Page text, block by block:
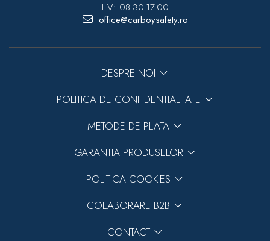
L-V: 08.30-17.00
office@carboysafety.ro
DESPRE NOI
POLITICA DE CONFIDENTIALITATE
METODE DE PLATA
GARANTIA PRODUSELOR
POLITICA COOKIES
COLABORARE B2B
CONTACT